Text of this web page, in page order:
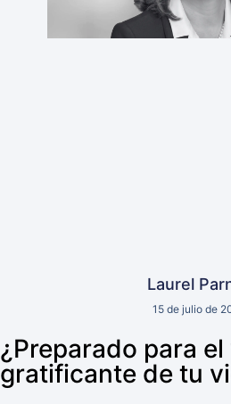
Laurel
15 de julio de
¿Preparado para
gratificante de tu